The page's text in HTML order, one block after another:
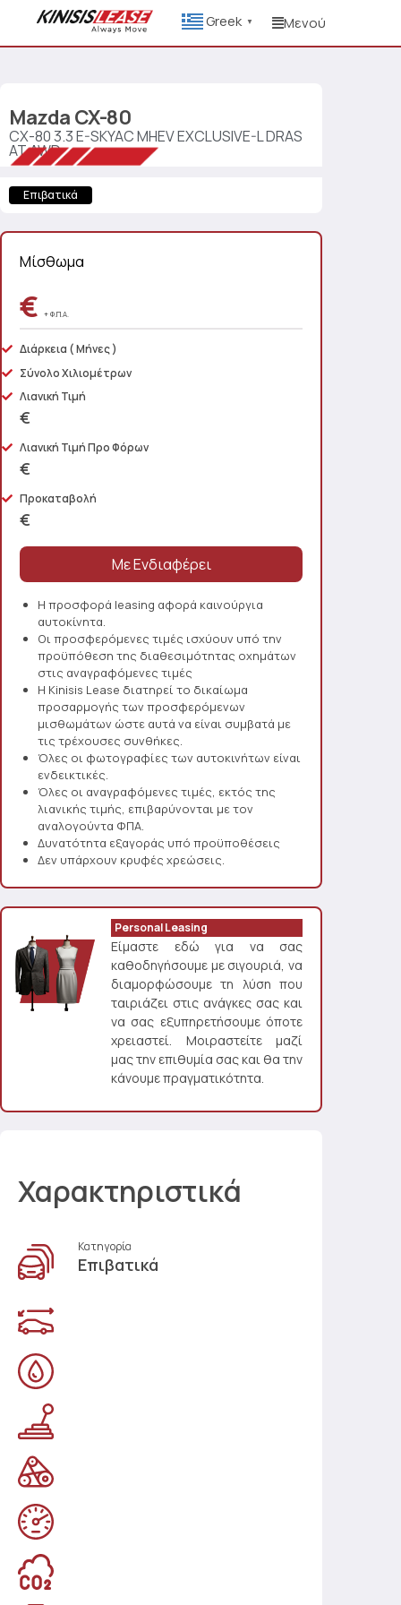
Greek ▼ Μενού
Mazda CX-80
CX-80 3.3 E-SKYAC MHEV EXCLUSIVE-L DRAS
AT AWD
Επιβατικά
Μίσθωμα
€ + Φ.Π.Α.
Διάρκεια ( Μήνες )
Σύνολο Χιλιομέτρων
Λιανική Τιμή
€
Λιανική Τιμή Προ Φόρων
€
Προκαταβολή
€
Η προσφορά leasing αφορά καινούργια
αυτοκίνητα.
Οι προσφερόμενες τιμές ισχύουν υπό την
προϋπόθεση της διαθεσιμότητας οχημάτων
στις αναγραφόμενες τιμές
Η Kinisis Lease διατηρεί το δικαίωμα
προσαρμογής των προσφερόμενων
μισθωμάτων ώστε αυτά να είναι συμβατά με
τις τρέχουσες συνθήκες.
Όλες οι φωτογραφίες των αυτοκινήτων είναι
ενδεικτικές.
Όλες οι αναγραφόμενες τιμές, εκτός της
λιανικής τιμής, επιβαρύνονται με τον
αναλογούντα ΦΠΑ.
Δυνατότητα εξαγοράς υπό προϋποθέσεις
Δεν υπάρχουν κρυφές χρεώσεις.
Personal Leasing
Είμαστε εδώ για να σας
καθοδηγήσουμε με σιγουριά, να
διαμορφώσουμε τη λύση που
ταιριάζει στις ανάγκες σας και
να σας εξυπηρετήσουμε όποτε
χρειαστεί. Μοιραστείτε μαζί
μας την επιθυμία σας και θα την
κάνουμε πραγματικότητα.
Χαρακτηριστικά
Κατηγορία
Επιβατικά